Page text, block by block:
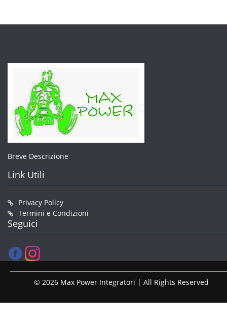
Breve Descrizione
Link Utili
Privacy Policy
Termini e Condizioni
Seguici
© 2026 Max Power Integratori | All Rights Reserved